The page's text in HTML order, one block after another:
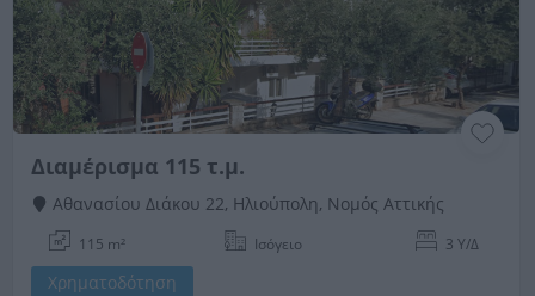
Διαμέρισμα 115 τ.μ.
Αθανασίου Διάκου 22, Ηλιούπολη, Νομός Αττικής
115 m² Ισόγειο 3 Υ/Δ
Χρηματοδότηση